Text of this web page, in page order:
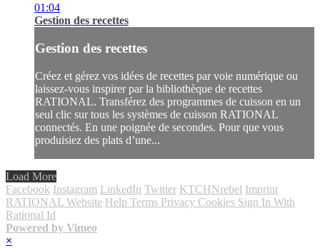
01:04
Gestion des recettes
Gestion des recettes
Créez et gérez vos idées de recettes par voie numérique ou
laissez-vous inspirer par la bibliothèque de recettes
RATIONAL. Transférez des programmes de cuisson en un
seul clic sur tous les systèmes de cuisson RATIONAL
connectés. En une poignée de secondes. Pour que vous
produisiez des plats d’une...
Load More
Facebook Instagram LinkedIn Twitter KTCHNrebel Imprint
RATIONAL Website Help Terms Privacy Cookies Sign In With
Rational Id
Powered by Vimeo
×